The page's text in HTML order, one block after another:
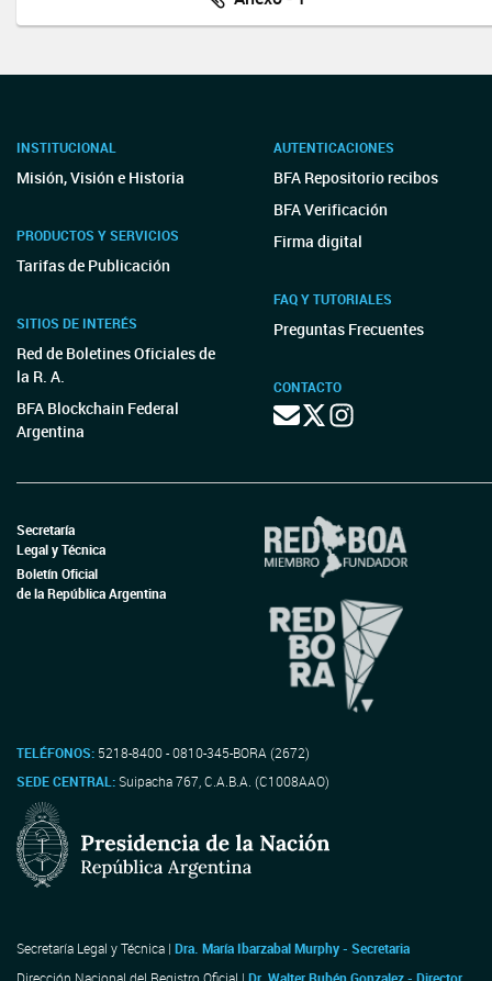
INSTITUCIONAL
Misión, Visión e Historia
PRODUCTOS Y SERVICIOS
Tarifas de Publicación
SITIOS DE INTERÉS
Red de Boletines Oficiales de
la R. A.
BFA Blockchain Federal
Argentina
AUTENTICACIONES
BFA Repositorio recibos
BFA Verificación
Firma digital
FAQ Y TUTORIALES
Preguntas Frecuentes
CONTACTO
Secretaría
Legal y Técnica
Boletín Oficial
de la República Argentina
TELÉFONOS: 5218-8400 - 0810-345-BORA (2672)
SEDE CENTRAL:Suipacha 767, C.A.B.A. (C1008AAO)
Secretaría Legal y Técnica | Dra. María Ibarzabal Murphy - Secretaria